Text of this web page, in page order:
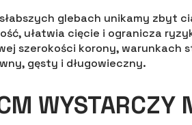
glebach unikamy zbyt
ułatwia cięcie i ogranicza
szerokości korony,
gęsty i długowieczny.
WYSTARCZY